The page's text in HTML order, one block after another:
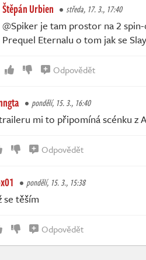
Štěpán Urbien středa, 17. 3., 17:40
@Spiker je tam prostor na 2
Prequel Eternalu o tom jak se
Odpovědět
pondělí, 15. 3., 16:40
mi to připomíná scénku z
Odpovědět
pondělí, 15. 3., 15:38
se těším
Odpovědět